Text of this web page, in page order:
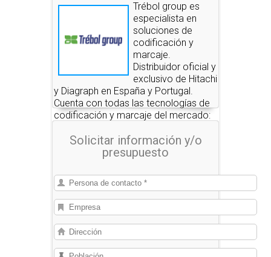
Trébol group es
especialista en
soluciones de
codificación y
marcaje.
Distribuidor oficial y
exclusivo de Hitachi
y Diagraph en España y Portugal.
Cuenta con todas las tecnologías de
codificación y marcaje del mercado:
transferencia térmica, inkjet de alta
definición y etiquetadoras. Además,
personalizado a sus clientes y un
completo servicio postventa de
consumibles, repuestos, asistencia
técnica y desarrollos especiales.
Solicitar información y/o
presupuesto